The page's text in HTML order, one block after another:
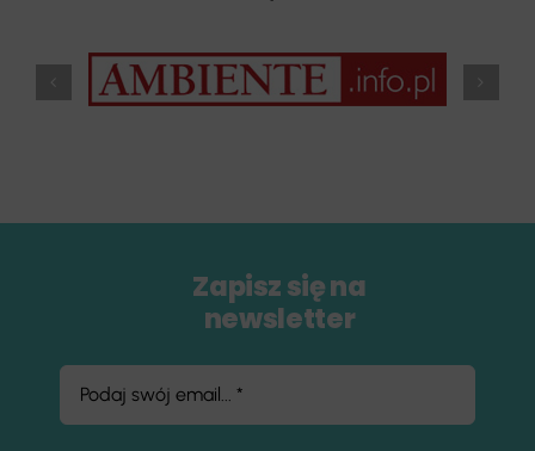
Zapisz się na
newsletter